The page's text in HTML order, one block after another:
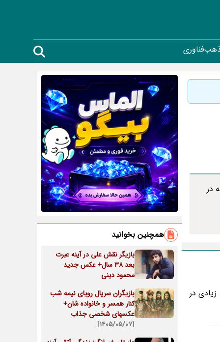
فناوری
در
و درگذشت افراد زیادی در
همچنین بخوانید
بازیگر نقش علی در آینه عبرت
بعد 38 سال+ عکس جدید
محمود دینی
بازیگران سریال رویای نیمه شب
کنار همسر و خانواده شان+
عکسهای شخصی جذاب
[۱۴۰۵/۰۵/۰۷]